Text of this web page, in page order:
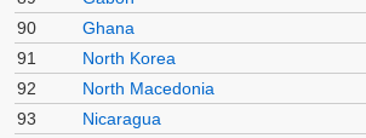
90
Ghana
91
North Korea
92
North Macedonia
93
Nicaragua